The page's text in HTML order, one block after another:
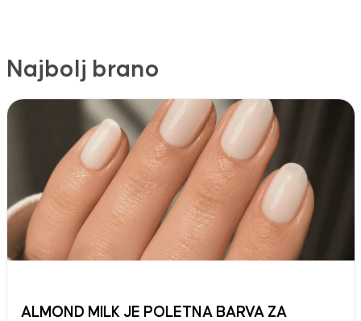
Najbolj brano
ALMOND MILK JE POLETNA BARVA ZA